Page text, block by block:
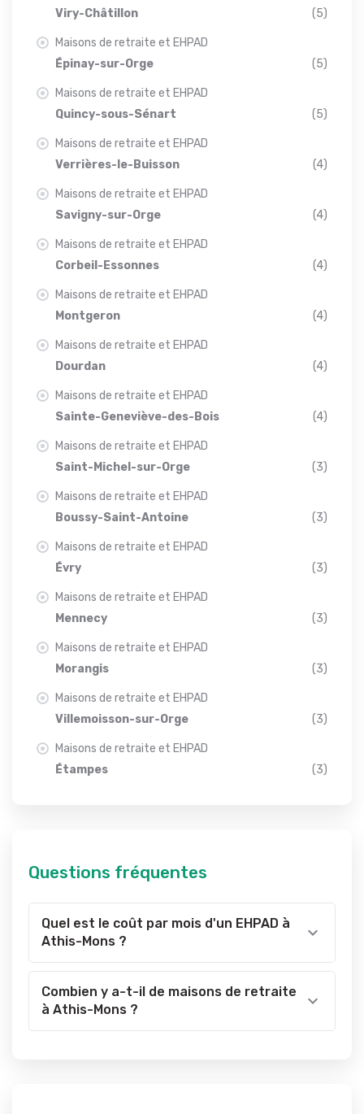
Viry-Châtillon
(5)
Maisons de retraite et EHPAD
Épinay-sur-Orge
(5)
Maisons de retraite et EHPAD
Quincy-sous-Sénart
(5)
Maisons de retraite et EHPAD
Verrières-le-Buisson
(4)
Maisons de retraite et EHPAD
Savigny-sur-Orge
(4)
Maisons de retraite et EHPAD
Corbeil-Essonnes
(4)
Maisons de retraite et EHPAD
Montgeron
(4)
Maisons de retraite et EHPAD
Dourdan
(4)
Maisons de retraite et EHPAD
Sainte-Geneviève-des-Bois
(4)
Maisons de retraite et EHPAD
Saint-Michel-sur-Orge
(3)
Maisons de retraite et EHPAD
Boussy-Saint-Antoine
(3)
Maisons de retraite et EHPAD
Évry
(3)
Maisons de retraite et EHPAD
Mennecy
(3)
Maisons de retraite et EHPAD
Morangis
(3)
Maisons de retraite et EHPAD
Villemoisson-sur-Orge
(3)
Maisons de retraite et EHPAD
Étampes
(3)
Questions fréquentes
Quel est le coût par mois d'un EHPAD à
Athis-Mons ?
Combien y a-t-il de maisons de retraite
à Athis-Mons ?